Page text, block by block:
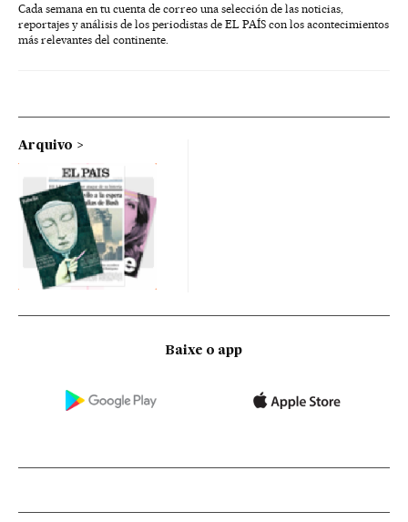
Cada semana en tu cuenta de correo una selección de las noticias,
reportajes y análisis de los periodistas de EL PAÍS con los acontecimientos
más relevantes del continente.
Arquivo
Baixe o app